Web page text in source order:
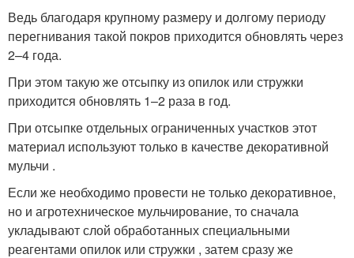
Ведь благодаря крупному размеру и долгому периоду
перегнивания такой покров приходится обновлять через
2–4 года.
При этом такую же отсыпку из опилок или стружки
приходится обновлять 1–2 раза в год.
При отсыпке отдельных ограниченных участков этот
материал используют только в качестве декоративной
мульчи .
Если же необходимо провести не только декоративное,
но и агротехническое мульчирование, то сначала
укладывают слой обработанных специальными
реагентами опилок или стружки , затем сразу же